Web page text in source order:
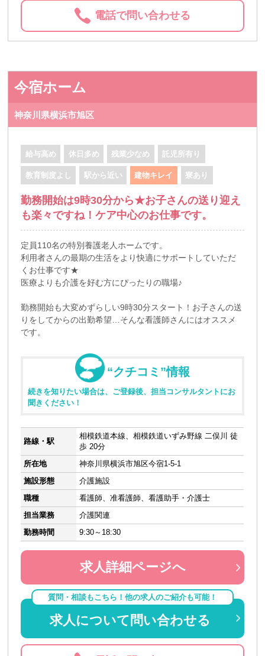
電話で問い合わせる
今宿ホーム
神奈川県横浜市旭区
給与高め 休日多め 残業少なめ 託児所有り
教育制度よし 駅から近い 建物キレイ 寮あり
勤務開始は9時30分から★お子さんの送り迎え
も楽々ですね！ケア中心のお仕事です。
定員110名の特別養護老人ホームです。
利用者さんの最期の生活をより快適にサポートしていただ
くお仕事です★
医療よりも介護を好む方にぴったりの職場♪
勤務開始も大変めずらしい9時30分スタート！お子さんの送
りをしてからの出勤希望…そんな看護師さんにはオススメ
です。
“クチコミ”情報
続きを知りたい場合は、ご登録後、担当コンサルタントにお
聞きください！
路線・駅
相模鉄道本線、相模鉄道いずみ野線 二俣川 徒
歩 20分
所在地
神奈川県横浜市旭区今宿1-5-1
施設形態
介護施設
職種
看護師、准看護師、看護助手・介護士
担当業務
介護関連
勤務時間
9:30～18:30
求人詳細ページへ
質問・相談もこちら！他の求人のご紹介も可能！
求人について問い合わせる